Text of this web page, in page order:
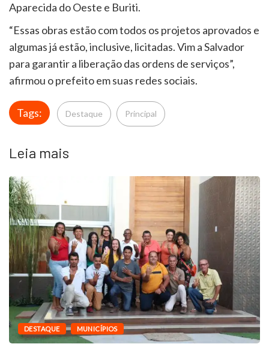
Aparecida do Oeste e Buriti.
“Essas obras estão com todos os projetos aprovados e
algumas já estão, inclusive, licitadas. Vim a Salvador
para garantir a liberação das ordens de serviços”,
afirmou o prefeito em suas redes sociais.
Tags: Destaque Principal
Leia mais
DESTAQUE MUNICÍPIOS